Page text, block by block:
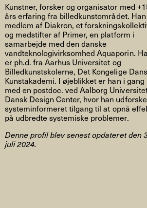
Kunstner, forsker og organisator med
års erfaring fra billedkunstområdet.
medlem af Diakron, et
og medstifter af Primer, en platform i
samarbejde med den danske
vandteknologivirksomhed Aquaporin.
er ph.d. fra Aarhus Universitet og
Billedkunstskolerne, Det Kongelige
Kunstakademi. I øjeblikket er han i gang
med en postdoc. ved Aalborg
Dansk Design Center, hvor han
systeminformeret tilgang til at opnå
på udbredte systemiske problemer.
Denne profil blev senest opdateret den
juli 2024.